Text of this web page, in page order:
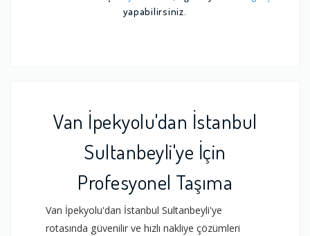
yapabilirsiniz.
Van İpekyolu'dan İstanbul
Sultanbeyli'ye İçin
Profesyonel Taşıma
Van İpekyolu'dan İstanbul Sultanbeyli'ye
rotasında güvenilir ve hızlı nakliye çözümleri